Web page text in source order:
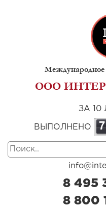
Международное
ООО
ЗА 10
ВЫПОЛНЕНО 7
8 495
8 800